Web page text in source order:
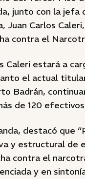
junto con la
Carlos
contra el
Caleri estará a
el actual
Badrán,
de 120
destacó que
y estructural de
contra el
y en